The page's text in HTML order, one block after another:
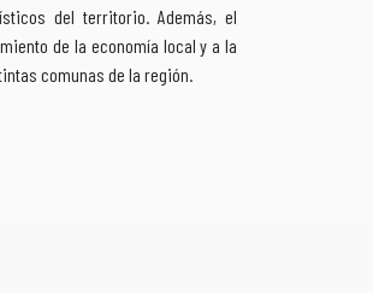
del territorio. Además, el
de la economía local y a la
comunas de la región.